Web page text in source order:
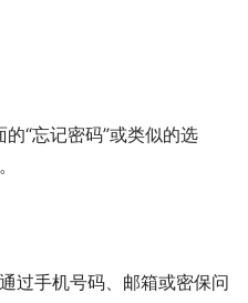
“忘记密码”或类似的选
过手机号码、邮箱或密保问